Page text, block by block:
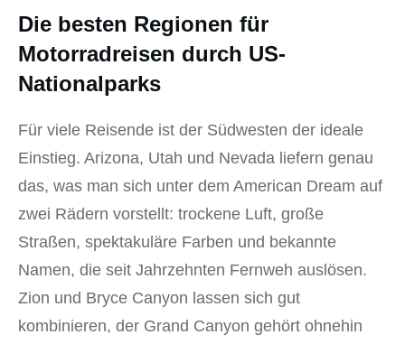
Die besten Regionen für
Motorradreisen durch US-
Nationalparks
Für viele Reisende ist der Südwesten der ideale
Einstieg. Arizona, Utah und Nevada liefern genau
das, was man sich unter dem American Dream auf
zwei Rädern vorstellt: trockene Luft, große
Straßen, spektakuläre Farben und bekannte
Namen, die seit Jahrzehnten Fernweh auslösen.
Zion und Bryce Canyon lassen sich gut
kombinieren, der Grand Canyon gehört ohnehin